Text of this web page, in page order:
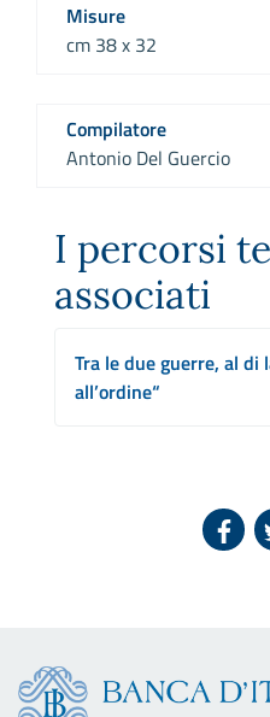
Misure
cm 38 x 32
Compilatore
Antonio Del Guercio
I percorsi
associati
Tra le due guerre, al di
all’ordine“